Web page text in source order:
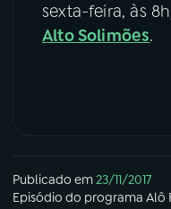
sexta-feira, às
Alto Solimões.
Publicado em23/11/2017
Episódio do programa Alô